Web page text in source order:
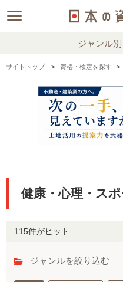
ジャンル
サイトトップ 資格・検定を探す
健康・心理・ス
115件がヒット
ジャンルを絞り込む